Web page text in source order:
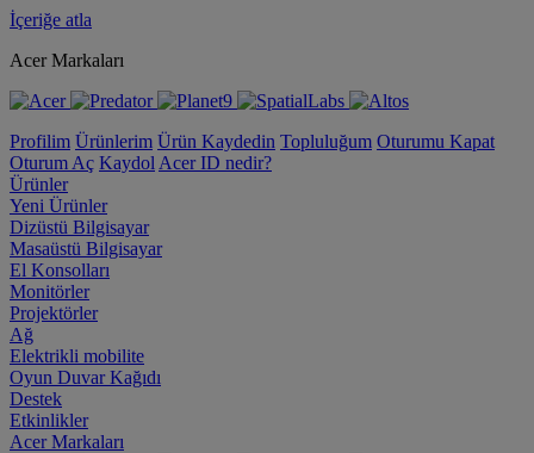
İçeriğe atla
Acer Markaları
Profilim Ürünlerim Ürün Kaydedin Topluluğum Oturumu Kapat
Oturum Aç Kaydol Acer ID nedir?
Ürünler
Yeni Ürünler
Dizüstü Bilgisayar
Masaüstü Bilgisayar
El Konsolları
Monitörler
Projektörler
Ağ
Elektrikli mobilite
Oyun Duvar Kağıdı
Destek
Etkinlikler
Acer Markaları